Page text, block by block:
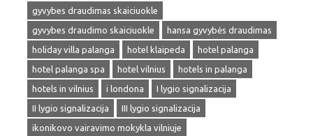
gyvybes draudimas skaiciuokle
gyvybes draudimo skaiciuokle
hansa gyvybės draudimas
holiday villa palanga
hotel klaipeda
hotel palanga
hotel palanga spa
hotel vilnius
hotels in palanga
hotels in vilnius
i londona
I lygio signalizacija
II lygio signalizacija
III lygio signalizacija
ikonikovo vairavimo mokykla vilniuje